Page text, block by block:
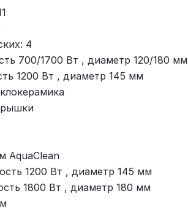
4
700/1700 Вт , диаметр 120/180 мм
1200 Вт , диаметр 145 мм
AquaClean
1200 Вт , диаметр 145 мм
1800 Вт , диаметр 180 мм